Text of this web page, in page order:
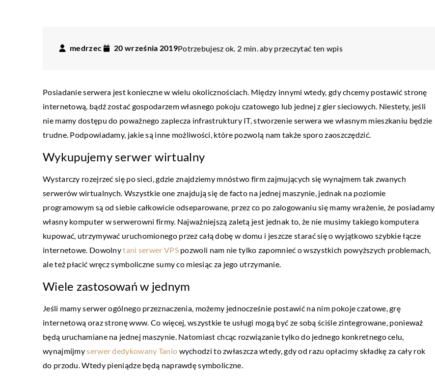
medrzec 20 września 2019Potrzebujesz ok. 2 min. aby przeczytać ten wpis
Posiadanie serwera jest konieczne w wielu okolicznościach. Między innymi wtedy, gdy chcemy postawić stronę
internetową, bądź zostać gospodarzem własnego pokoju czatowego lub jednej z gier sieciowych. Niestety, jeśli
nie mamy dostępu do poważnego zaplecza infrastruktury IT, stworzenie serwera we własnym mieszkaniu będzie
trudne. Podpowiadamy, jakie są inne możliwości, które pozwolą nam także sporo zaoszczędzić.
Wykupujemy serwer wirtualny
Wystarczy rozejrzeć się po sieci, gdzie znajdziemy mnóstwo firm zajmujących się wynajmem tak zwanych
serwerów wirtualnych. Wszystkie one znajdują się de facto na jednej maszynie, jednak na poziomie
programowym są od siebie całkowicie odseparowane, przez co po zalogowaniu się mamy wrażenie, że posiadamy
własny komputer w serwerowni firmy. Najważniejszą zaletą jest jednak to, że nie musimy takiego komputera
kupować, utrzymywać uruchomionego przez całą dobę w domu i jeszcze starać się o wyjątkowo szybkie łącze
internetowe. Dowolnytani serwer VPSpozwoli nam nie tylko zapomnieć o wszystkich powyższych problemach,
ale też płacić wręcz symboliczne sumy co miesiąc za jego utrzymanie.
Wiele zastosowań w jednym
Jeśli mamy serwer ogólnego przeznaczenia, możemy jednocześnie postawić na nim pokoje czatowe, grę
internetową oraz stronę www. Co więcej, wszystkie te usługi mogą być ze sobą ściśle zintegrowane, ponieważ
będą uruchamiane na jednej maszynie. Natomiast chcąc rozwiązanie tylko do jednego konkretnego celu,
wynajmijmyserwer dedykowany Tanio wychodzi to zwłaszcza wtedy, gdy od razu opłacimy składkę za cały rok
do przodu. Wtedy pieniądze będą naprawdę symboliczne.
ZDROWIE I MEDYCYNA
16 sierpnia 2019
W zdrowym ciele, zdrowy duch! Dbanie o
zdrowie powinno być na szczycie naszych
priorytetów każdego dnia. Nagminnie jednak
PRZEMYSŁ I TECHNIKA
W jakim celu przeprowadza się badania
ultradźwiękowe?
produkcji, […]